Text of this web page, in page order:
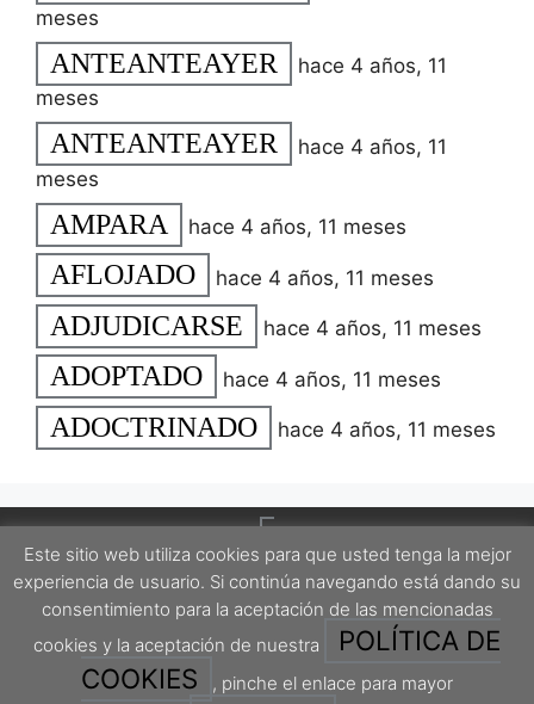
meses
ANTEANTEAYER
hace 4 años, 11
meses
ANTEANTEAYER
hace 4 años, 11
meses
AMPARA hace 4 años, 11 meses
AFLOJADO hace 4 años, 11 meses
ADJUDICARSE hace 4 años, 11 meses
ADOPTADO hace 4 años, 11 meses
ADOCTRINADO hace 4 años, 11 meses
Este proyecto está protegido por una licencia Creative Commons Attribution-
ShareAlike 4.0 International License.
Este sitio web utiliza cookies para que usted tenga la mejor
experiencia de usuario. Si continúa navegando está dando su
consentimiento para la aceptación de las mencionadas
cookies y la aceptación de nuestra
POLÍTICA DE
COOKIES
, pinche el enlace para mayor